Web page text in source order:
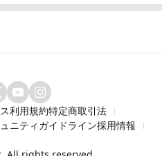
利用規約特定商取引法
ニティガイドライン採用情報